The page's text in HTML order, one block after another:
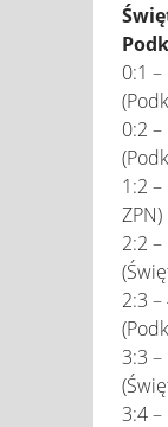
0:1
0:2
1:2 –
ZPN)
2:2 –
2:3
3:3 –
3:4